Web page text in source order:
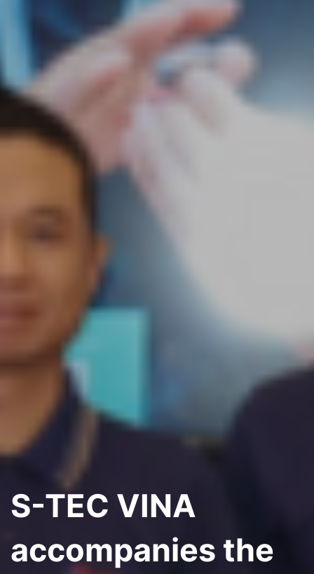
S-TEC VINA
accompanies the